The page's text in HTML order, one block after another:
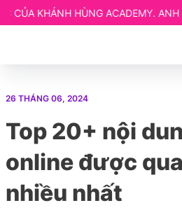
ANH CHỊ MUỐN ĐƯỢC
ngay
26 THÁNG 06, 2024
Top 20+ nội
online được
nhiều nhất